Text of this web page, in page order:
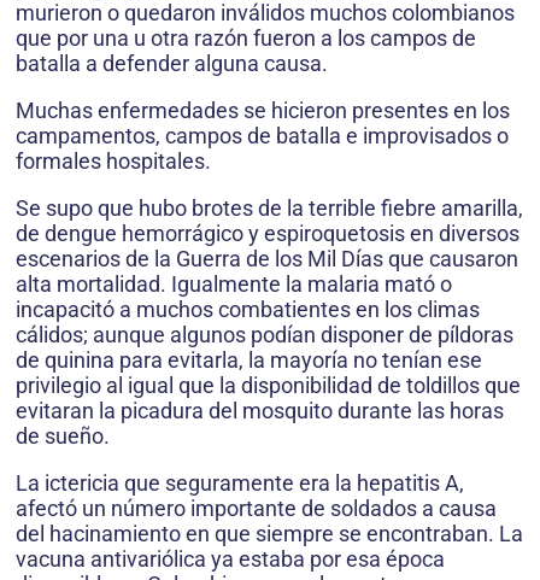
murieron o quedaron inválidos muchos colombianos
que por una u otra razón fueron a los campos de
batalla a defender alguna causa.
Muchas enfermedades se hicieron presentes en los
campamentos, campos de batalla e improvisados o
formales hospitales.
Se supo que hubo brotes de la terrible fiebre amarilla,
de dengue hemorrágico y espiroquetosis en diversos
escenarios de la Guerra de los Mil Días que causaron
alta mortalidad. Igualmente la malaria mató o
incapacitó a muchos combatientes en los climas
cálidos; aunque algunos podían disponer de píldoras
de quinina para evitarla, la mayoría no tenían ese
privilegio al igual que la disponibilidad de toldillos que
evitaran la picadura del mosquito durante las horas
de sueño.
La ictericia que seguramente era la hepatitis A,
afectó un número importante de soldados a causa
del hacinamiento en que siempre se encontraban. La
vacuna antivariólica ya estaba por esa época